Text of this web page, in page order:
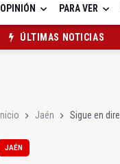
OPINIÓN PARA VER
ÚLTIMAS NOTICIAS
Inicio Jaén Sigue en
JAÉN